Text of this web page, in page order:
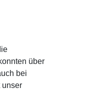
über
bei
unser